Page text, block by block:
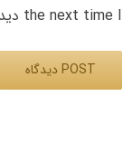
the next time I دیدگاه.